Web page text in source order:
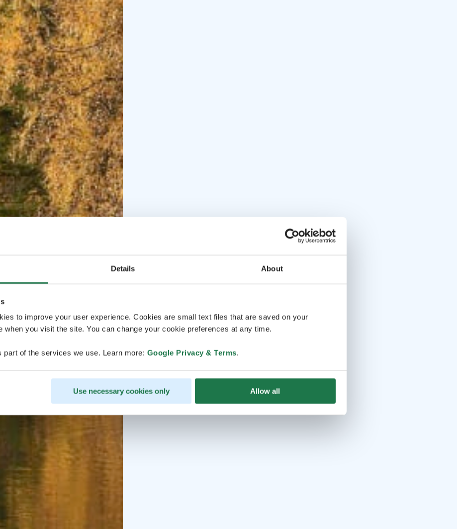
Details About
to improve your user experience. Cookies are small text files that are saved on your
when you visit the site. You can change your cookie preferences at any time.
part of the services we use. Learn more: Google Privacy & Terms.
Use necessary cookies only Allow all